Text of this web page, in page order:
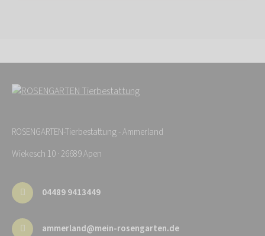
ROSENGARTEN-Tierbestattung - Ammerland
Wiekesch 10 · 26689 Apen
04489 9413449
ammerland@mein-rosengarten.de